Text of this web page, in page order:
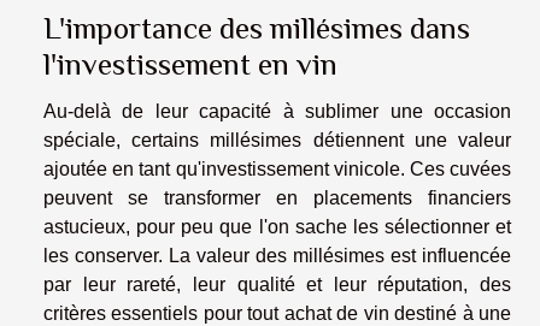
L'importance des millésimes dans
l'investissement en vin
Au-delà de leur capacité à sublimer une occasion
spéciale, certains millésimes détiennent une valeur
ajoutée en tant qu'investissement vinicole. Ces cuvées
peuvent se transformer en placements financiers
astucieux, pour peu que l'on sache les sélectionner et
les conserver. La valeur des millésimes est influencée
par leur rareté, leur qualité et leur réputation, des
critères essentiels pour tout achat de vin destiné à une